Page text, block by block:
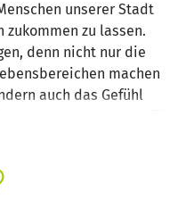
unserer Stadt
zu lassen.
denn nicht nur die
machen
auch das Gefühl
sind.